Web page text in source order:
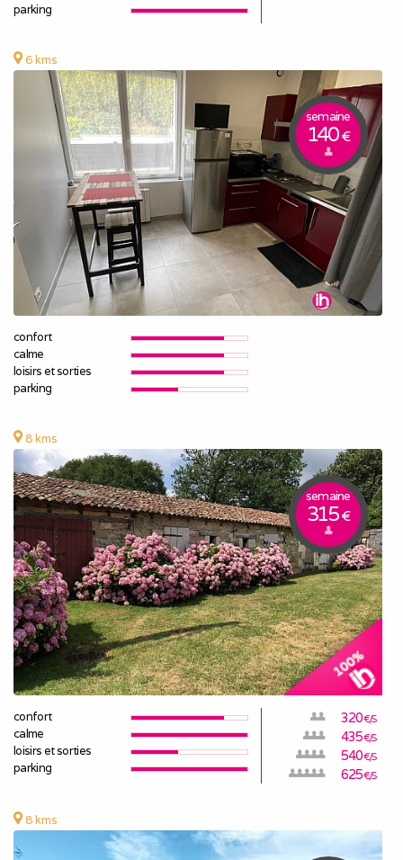
parking
6 kms
semaine
140€
confort
calme
loisirs et sorties
parking
8 kms
semaine
315€
confort
calme
loisirs et sorties
parking
320€/S
435€/S
540€/S
625€/S
8 kms